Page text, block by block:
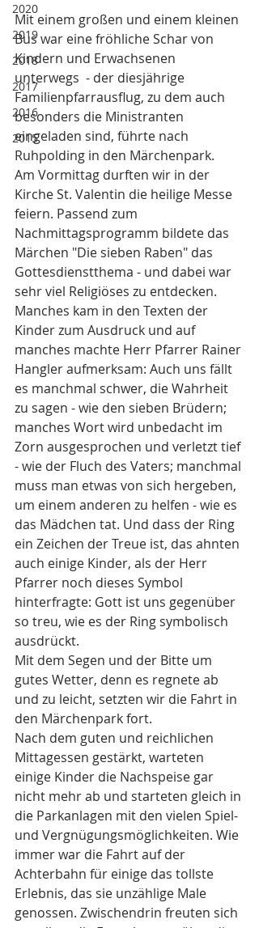
2020
2019
2018
2017
2016
2015
Mit einem großen und einem kleinen
Bus war eine fröhliche Schar von
Kindern und Erwachsenen
unterwegs  - der diesjährige
Familienpfarrausflug, zu dem auch
besonders die Ministranten
eingeladen sind, führte nach
Ruhpolding in den Märchenpark.
Am Vormittag durften wir in der
Kirche St. Valentin die heilige Messe
feiern. Passend zum
Nachmittagsprogramm bildete das
Märchen "Die sieben Raben" das
Gottesdienstthema - und dabei war
sehr viel Religiöses zu entdecken.
Manches kam in den Texten der
Kinder zum Ausdruck und auf
manches machte Herr Pfarrer Rainer
Hangler aufmerksam: Auch uns fällt
es manchmal schwer, die Wahrheit
zu sagen - wie den sieben Brüdern;
manches Wort wird unbedacht im
Zorn ausgesprochen und verletzt tief
- wie der Fluch des Vaters; manchmal
muss man etwas von sich hergeben,
um einem anderen zu helfen - wie es
das Mädchen tat. Und dass der Ring
ein Zeichen der Treue ist, das ahnten
auch einige Kinder, als der Herr
Pfarrer noch dieses Symbol
hinterfragte: Gott ist uns gegenüber
so treu, wie es der Ring symbolisch
ausdrückt.
Mit dem Segen und der Bitte um
gutes Wetter, denn es regnete ab
und zu leicht, setzten wir die Fahrt in
den Märchenpark fort.
Nach dem guten und reichlichen
Mittagessen gestärkt, warteten
einige Kinder die Nachspeise gar
nicht mehr ab und starteten gleich in
die Parkanlagen mit den vielen Spiel-
und Vergnügungsmöglichkeiten. Wie
immer war die Fahrt auf der
Achterbahn für einige das tollste
Erlebnis, das sie unzählige Male
genossen. Zwischendrin freuten sich